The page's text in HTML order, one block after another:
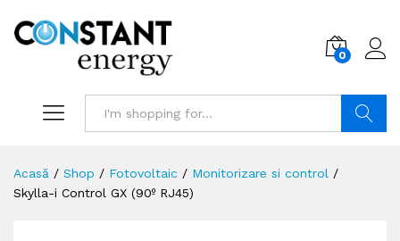
0
Acasă / Shop / Fotovoltaic / Monitorizare si control /
Skylla-i Control GX (90º RJ45)